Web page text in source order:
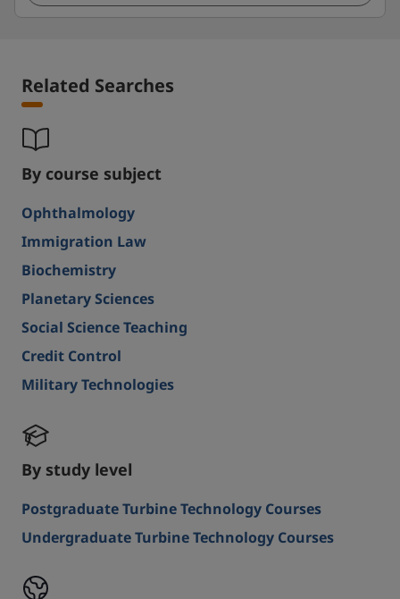
Related Searches
By course subject
Ophthalmology
Immigration Law
Biochemistry
Planetary Sciences
Social Science Teaching
Credit Control
Military Technologies
By study level
Postgraduate Turbine Technology Courses
Undergraduate Turbine Technology Courses